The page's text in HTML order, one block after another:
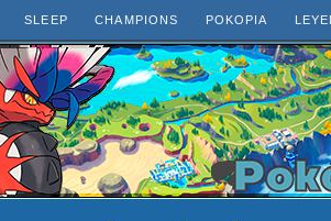
SLEEP CHAMPIONS POKOPIA